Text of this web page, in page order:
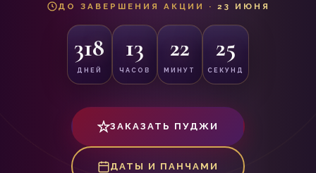
ДО ЗАВЕРШЕНИЯ АКЦИИ · 23 ИЮНЯ
318
ДНЕЙ
13
ЧАСОВ
22
МИНУТ
21
СЕКУНД
ЗАКАЗАТЬ ПУДЖИ
ДАТЫ И ПАНЧАМИ